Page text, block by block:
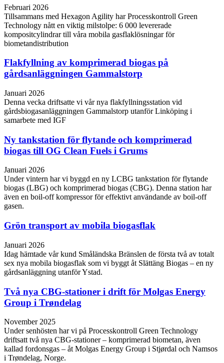
Februari 2026
Tillsammans med Hexagon Agility har Processkontroll Green
Technology nått en viktig milstolpe: 6 000 levererade
kompositcylindrar till våra mobila gasflaklösningar för
biometandistribution
Flakfyllning av komprimerad biogas på
gårdsanläggningen Gammalstorp
Januari 2026
Denna vecka driftsatte vi vår nya flakfyllningsstation vid
gårdsbiogasanläggningen Gammalstorp utanför Linköping i
samarbete med IGF
Ny tankstation för flytande och komprimerad
biogas till OG Clean Fuels i Grums
Januari 2026
Under vintern har vi byggd en ny LCBG tankstation för flytande
biogas (LBG) och komprimerad biogas (CBG). Denna station har
även en boil-off kompressor för effektivt användande av boil-off
gasen.
Grön transport av mobila biogasflak
Januari 2026
Idag hämtade vår kund Småländska Bränslen de första två av totalt
sex nya mobila biogasflak som vi byggt åt Slättäng Biogas – en ny
gårdsanläggning utanför Ystad.
Två nya CBG-stationer i drift för Molgas Energy
Group i Trøndelag
November 2025
Under senhösten har vi på Processkontroll Green Technology
driftsatt två nya CBG‑stationer – komprimerad biometan, även
kallad fordonsgas – åt Molgas Energy Group i Stjørdal och Namsos
i Trøndelag, Norge.